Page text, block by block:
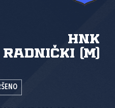
HNK
Radnički (M)